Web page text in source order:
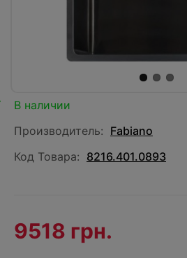
В наличии
Производитель: Fabiano
Код Товара: 8216.401.0893
9518 грн.